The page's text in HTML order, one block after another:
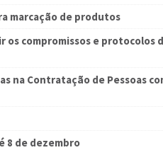
marcação de produtos
os compromissos e protocolos
na Contratação de Pessoas
8 de dezembro